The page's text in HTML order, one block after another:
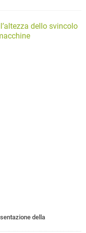
dello svincolo
della